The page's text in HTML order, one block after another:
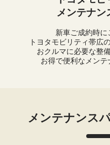
メンテナン
新車ご成約時に
トヨタモビリティ帯広
おクルマに必要な整
お得で便利なメンテ
メンテナンス